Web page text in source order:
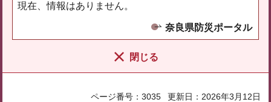
現在、情報はありません。
奈良県防災ポータル
閉じる
ページ番号：3035 更新日：2026年3月12日